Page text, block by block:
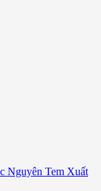
Nguyên Tem Xuất